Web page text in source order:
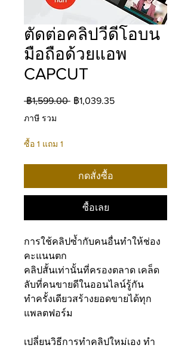
ตัดต่อคลิปวีดีโอบน
มือถือด้วยแอพ
CAPCUT
฿1,599.00 ราคา
฿1,039.35ราคา
ภาษี รวม
ซื้อ 1 แถม 1
กดสั่งซื้อ
ซื้อเลย
การใช้คลิปซ้ำกับคนอื่นทำให้ช่อง
คะแนนตก
คลิปสั้นเท่านั้นที่ครองตลาด เคล็ด
ลับที่คนขายดีในออนไลน์รู้กัน
ทำครั้งเดียวสร้างยอดขายได้ทุก
แพลตฟอร์ม
เปลี่ยนวิธีการทำคลิปใหม่เอง ทำ